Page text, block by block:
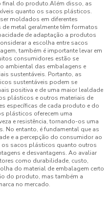
do produto.Além disso, as
quanto os sacos plásticos.
moldados em diferentes
metal geralmente têm formatos
de adaptação a produtos
a escolha entre sacos
também é importante levar em
consumidores estão se
ambiental das embalagens e
sustentáveis. Portanto, as
sustentáveis podem se
positiva e de uma maior lealdade
plásticos e outros materiais de
específicas de cada produto e do
plásticos oferecem uma
e resistência, tornando-os uma
No entanto, é fundamental que as
e a percepção do consumidor ao
os sacos plásticos quanto outros
e desvantagens. Ao avaliar
como durabilidade, custo,
do material de embalagem certo
do produto, mas também a
no mercado.